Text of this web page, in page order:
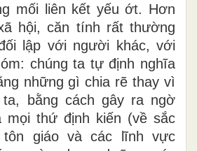
mối liên kết yếu ớt. Hơn
hội, căn tính rất thường
lập với người khác, với
chúng ta tự định nghĩa
những gì chia rẽ thay vì
ta, bằng cách gây ra ngờ
mọi thứ định kiến (về sắc
giáo và các lĩnh vực